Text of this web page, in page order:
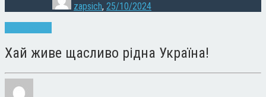
zapsich, 25/10/2024
Хай живе щасливо рідна Україна!